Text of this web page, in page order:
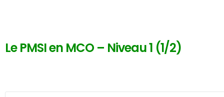
Le PMSI en MCO – Niveau 1 (1/2)